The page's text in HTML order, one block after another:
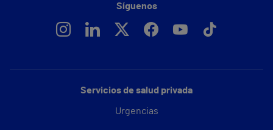
Servicios de salud privada
Urgencias
Síguenos